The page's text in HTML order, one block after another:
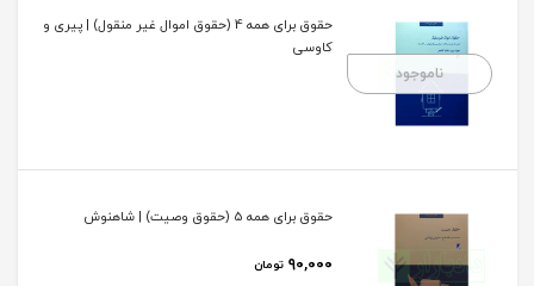
ناموجود
حقوق برای همه 4 (حقوق اموال غیر منقول) | پیری و
کاوسی
حقوق برای همه 5 (حقوق وصیت) | شاهنوش
۹۰,۰۰۰ تومان